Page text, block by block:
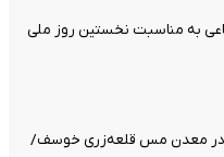
به مناسبت نخستین روز ملی
در معدن مس قلعه‌زری خوسف/